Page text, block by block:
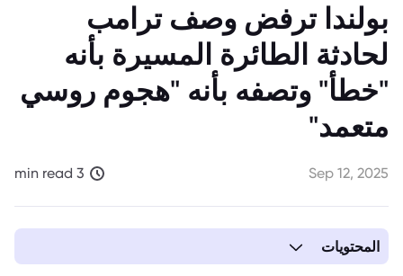
بولندا ترفض وصف ترامب
لحادثة الطائرة المسيرة بأنه
"خطأ" وتصفه بأنه "هجوم روسي
متعمد"
Sep 12, 2025
3 min read
المحتويات